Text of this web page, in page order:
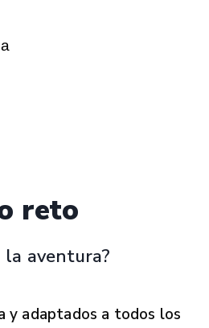
reto
la aventura?
y adaptados a todos los